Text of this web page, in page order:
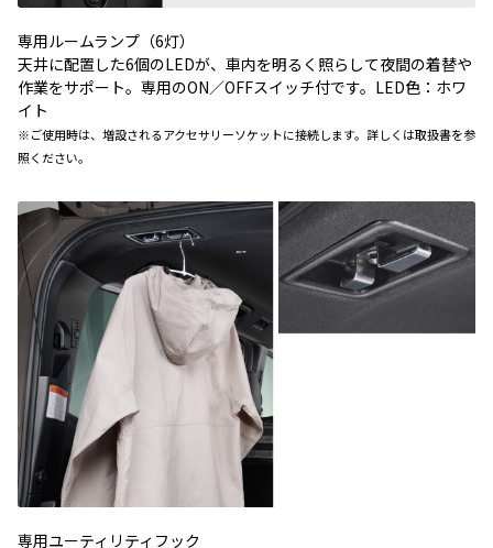
専用ルームランプ（6灯）
天井に配置した6個のLEDが、車内を明るく照らして夜間の着替や
作業をサポート。専用のON／OFFスイッチ付です。LED色：ホワ
イト
※ご使用時は、増設されるアクセサリーソケットに接続します。詳しくは取扱書を参
照ください。
専用ユーティリティフック